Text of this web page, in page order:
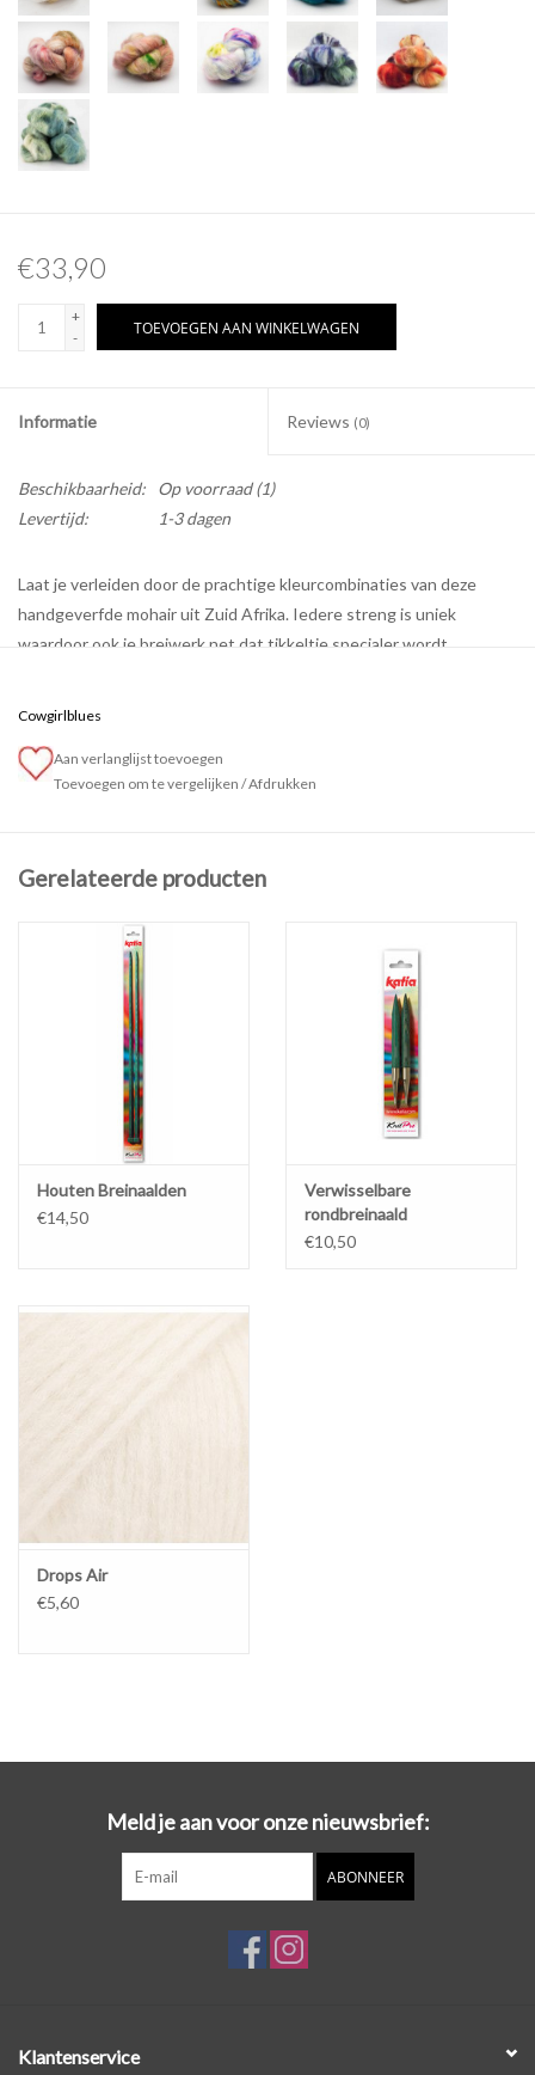
€33,90
+
-
TOEVOEGEN AAN WINKELWAGEN
Informatie Reviews (0)
Beschikbaarheid: Op voorraad(1)
Levertijd:
1-3 dagen
Laat je verleiden door de prachtige kleurcombinaties van deze
handgeverfde mohair uit Zuid Afrika. Iedere streng is uniek
waardoor ook je breiwerk net dat tikkeltje specialer wordt.
een effen kleur (bv. Drops Air).
Voor een trui heb je +- 3 strengen nodig.
Samenstelling: 78% Mohair - 13% Wol - 9% Nylon
Naaldgrootte:5-8 mm
Lengte: 200 m
Gewicht: 100 g
Cowgirlblues
Aan verlanglijst toevoegen
Toevoegen om te vergelijken /Afdrukken
Gerelateerde producten
Houten Breinaalden
€14,50
Verwisselbare
rondbreinaald
€10,50
Drops Air
€5,60
Meld je aan voor onze nieuwsbrief:
ABONNEER
Klantenservice